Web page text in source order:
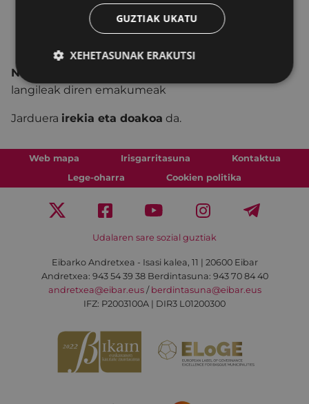
Egungo araudia.
Laguntzarako baliabide instituzionalak eta
Nori zuzendua:
langileak diren emakumeak
Jarduera irekia eta doakoa da.
Web mapa Irisgarritasuna
Kontaktua
Lege-oharra
Cookien politika
Udalaren sare sozial guztiak
Eibarko Andretxea - Isasi kalea, 11 | 20600 Eibar
Andretxea: 943 54 39 38 Berdintasuna: 943 70 84 40
andretxea@eibar.eus/ berdintasuna@eibar.eus
IFZ: P2003100A | DIR3 L01200300
GUZTIAK UKATU
XEHETASUNAK ERAKUTSI